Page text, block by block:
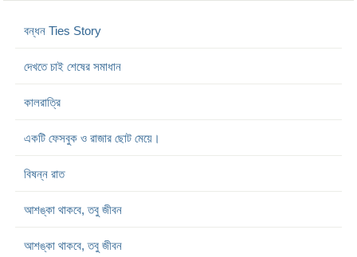
বন্ধন Ties Story
দেখতে চাই শেষের সমাধান
কালরাত্রি
একটি ফেসবুক ও রাজার ছোট মেয়ে।
বিষন্ন রাত
আশঙ্কা থাকবে, তবু জীবন
আশঙ্কা থাকবে, তবু জীবন